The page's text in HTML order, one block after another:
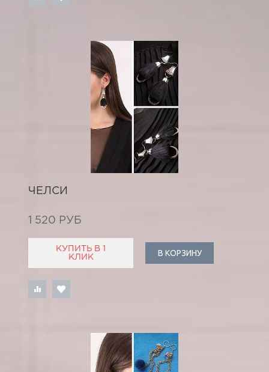
ЧЕЛСИ
1 520 РУБ
КУПИТЬ В 1
КЛИК
В КОРЗИНУ